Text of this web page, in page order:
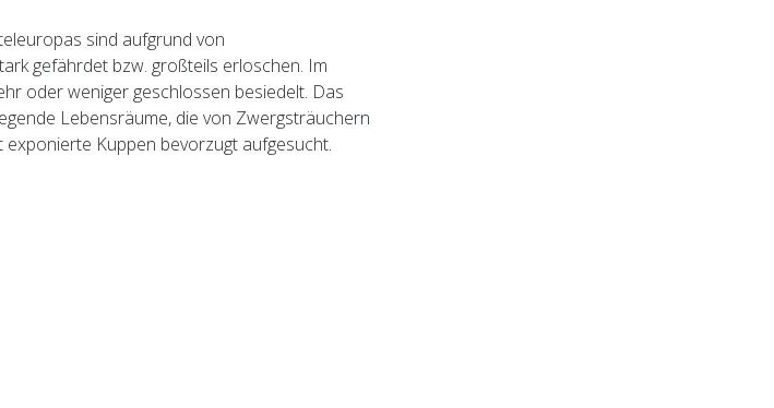
sind aufgrund von
gefährdet bzw. großteils erloschen. Im
oder weniger geschlossen besiedelt. Das
Lebensräume, die von Zwergsträuchern
Kuppen bevorzugt aufgesucht.